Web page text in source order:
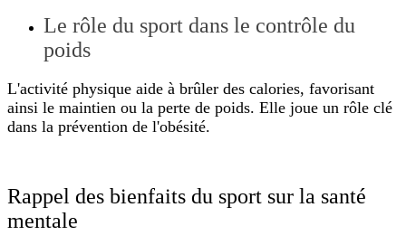
Le rôle du sport dans le contrôle du
poids
L'activité physique aide à brûler des calories, favorisant
ainsi le maintien ou la perte de poids. Elle joue un rôle clé
dans la prévention de l'obésité.
Rappel des bienfaits du sport sur la santé
mentale